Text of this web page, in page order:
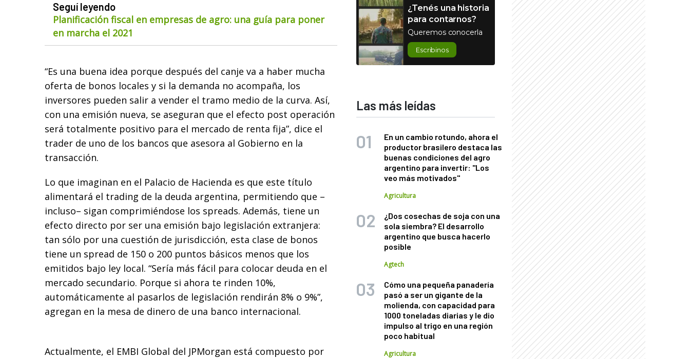
Seguí leyendo
Planificación fiscal en empresas de agro: una guía para poner
en marcha el 2021
“Es una buena idea porque después del canje va a haber mucha
oferta de bonos locales y si la demanda no acompaña, los
inversores pueden salir a vender el tramo medio de la curva. Así,
con una emisión nueva, se aseguran que el efecto post operación
será totalmente positivo para el mercado de renta fija”, dice el
trader de uno de los bancos que asesora al Gobierno en la
transacción.
Lo que imaginan en el Palacio de Hacienda es que este título
alimentará el trading de la deuda argentina, permitiendo que –
incluso– sigan comprimiéndose los spreads. Además, tiene un
efecto directo por ser una emisión bajo legislación extranjera:
tan sólo por una cuestión de jurisdicción, esta clase de bonos
tiene un spread de 150 o 200 puntos básicos menos que los
emitidos bajo ley local. “Sería más fácil para colocar deuda en el
mercado secundario. Porque si ahora te rinden 10%,
automáticamente al pasarlos de legislación rendirán 8% o 9%”,
agregan en la mesa de dinero de una banco internacional.
Actualmente, el EMBI Global del JPMorgan está compuesto por
¿Tenés una historia
para contarnos?
Queremos conocerla
Escribinos
Las más leídas
En un cambio rotundo, ahora el
productor brasilero destaca las
buenas condiciones del agro
argentino para invertir: "Los
veo más motivados"
Agricultura
¿Dos cosechas de soja con una
sola siembra? El desarrollo
argentino que busca hacerlo
posible
Agtech
Cómo una pequeña panadería
pasó a ser un gigante de la
molienda, con capacidad para
1000 toneladas diarias y le dio
impulso al trigo en una región
poco habitual
Agricultura